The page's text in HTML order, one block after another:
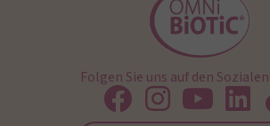
Folgen Sie uns auf den